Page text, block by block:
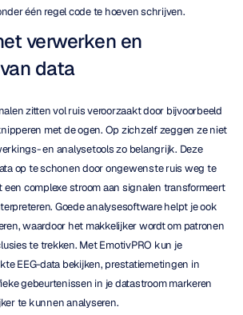
één regel code te hoeven schrijven.
verwerken en
data
zitten vol ruis veroorzaakt door bijvoorbeeld
met de ogen. Op zichzelf zeggen ze niet
en analysetools zo belangrijk. Deze
op te schonen door ongewenste ruis weg te
een complexe stroom aan signalen transformeert
Goede analysesoftware helpt je ook
waardoor het makkelijker wordt om patronen
te trekken. Met EmotivPRO kun je
EEG-data bekijken, prestatiemetingen in
gebeurtenissen in je datastroom markeren
te kunnen analyseren.